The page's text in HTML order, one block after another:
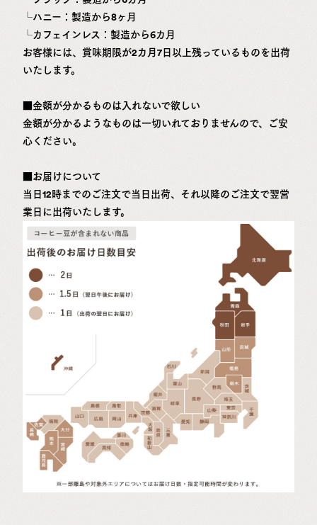
└ハニー：製造から8ヶ月
└カフェインレス：製造から6カ月
お客様には、賞味期限が2カ月7日以上残っているものを出荷
いたします。
■金額が分かるものは入れないで欲しい
金額が分かるようなものは一切いれておりませんので、ご安
心ください。
■お届けについて
当日12時までのご注文で当日出荷、それ以降のご注文で翌営
業日に出荷いたします。